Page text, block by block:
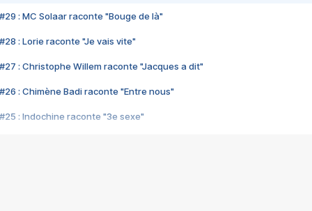
#29 : MC Solaar raconte "Bouge de là"
#28 : Lorie raconte "Je vais vite"
#27 : Christophe Willem raconte "Jacques a dit"
#26 : Chimène Badi raconte "Entre nous"
#25 : Indochine raconte "3e sexe"